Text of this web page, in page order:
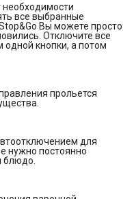
необходимости
все выбранные
Вы можете просто
Отключите все
кнопки, а потом
прольется
для
нужно постоянно
блюдо.